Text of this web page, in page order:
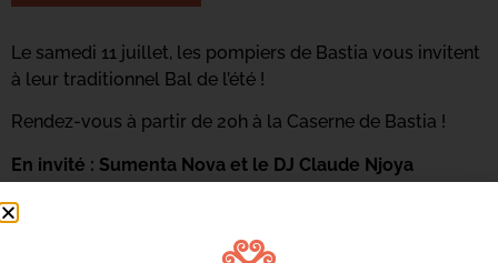
Le samedi 11 juillet, les pompiers de Bastia vous invitent
à leur traditionnel Bal de l’été !
Rendez-vous à partir de 20h à la Caserne de Bastia !
En invité : Sumenta Nova et le DJ Claude Njoya
Entrée : 5€